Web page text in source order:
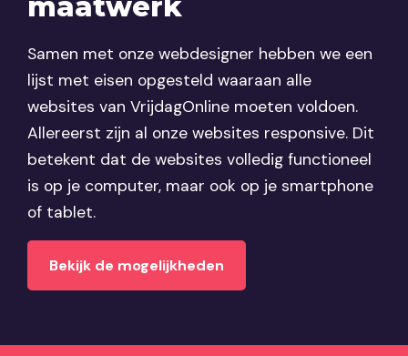
maatwerk
Samen met onze webdesigner hebben we een
lijst met eisen opgesteld waaraan alle
websites van VrijdagOnline moeten voldoen.
Allereerst zijn al onze websites responsive. Dit
betekent dat de websites volledig functioneel
is op je computer, maar ook op je smartphone
of tablet.
Bekijk de mogelijkheden